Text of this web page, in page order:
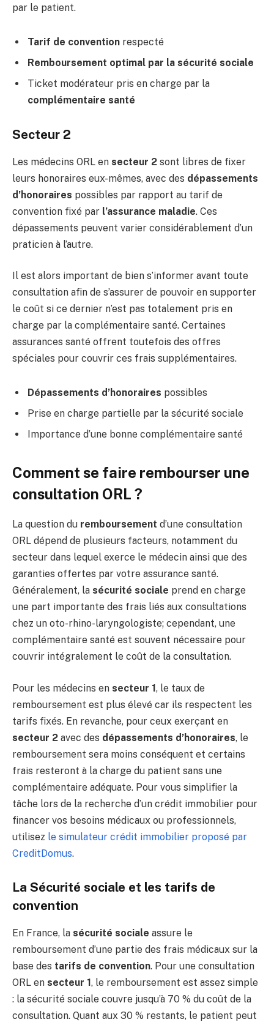
par le patient.
Tarif de convention respecté
Remboursement optimal par la sécurité sociale
Ticket modérateur pris en charge par la
complémentaire santé
Secteur 2
Les médecins ORL en secteur 2 sont libres de fixer
leurs honoraires eux-mêmes, avec des dépassements
d’honoraires possibles par rapport au tarif de
convention fixé par l’assurance maladie. Ces
dépassements peuvent varier considérablement d’un
praticien à l’autre.
Il est alors important de bien s’informer avant toute
consultation afin de s’assurer de pouvoir en supporter
le coût si ce dernier n’est pas totalement pris en
charge par la complémentaire santé. Certaines
assurances santé offrent toutefois des offres
spéciales pour couvrir ces frais supplémentaires.
Dépassements d’honoraires possibles
Prise en charge partielle par la sécurité sociale
Importance d’une bonne complémentaire santé
Comment se faire rembourser une
consultation ORL ?
La question du remboursement d’une consultation
ORL dépend de plusieurs facteurs, notamment du
secteur dans lequel exerce le médecin ainsi que des
garanties offertes par votre assurance santé.
Généralement, la sécurité sociale prend en charge
une part importante des frais liés aux consultations
chez un oto-rhino-laryngologiste; cependant, une
complémentaire santé est souvent nécessaire pour
couvrir intégralement le coût de la consultation.
Pour les médecins en secteur 1, le taux de
remboursement est plus élevé car ils respectent les
tarifs fixés. En revanche, pour ceux exerçant en
secteur 2 avec des dépassements d’honoraires, le
remboursement sera moins conséquent et certains
frais resteront à la charge du patient sans une
complémentaire adéquate. Pour vous simplifier la
tâche lors de la recherche d’un crédit immobilier pour
financer vos besoins médicaux ou professionnels,
utilisez le simulateur crédit immobilier proposé par
CreditDomus.
La Sécurité sociale et les tarifs de
convention
En France, la sécurité sociale assure le
remboursement d’une partie des frais médicaux sur la
base des tarifs de convention. Pour une consultation
ORL en secteur 1, le remboursement est assez simple
: la sécurité sociale couvre jusqu’à 70 % du coût de la
consultation. Quant aux 30 % restants, le patient peut